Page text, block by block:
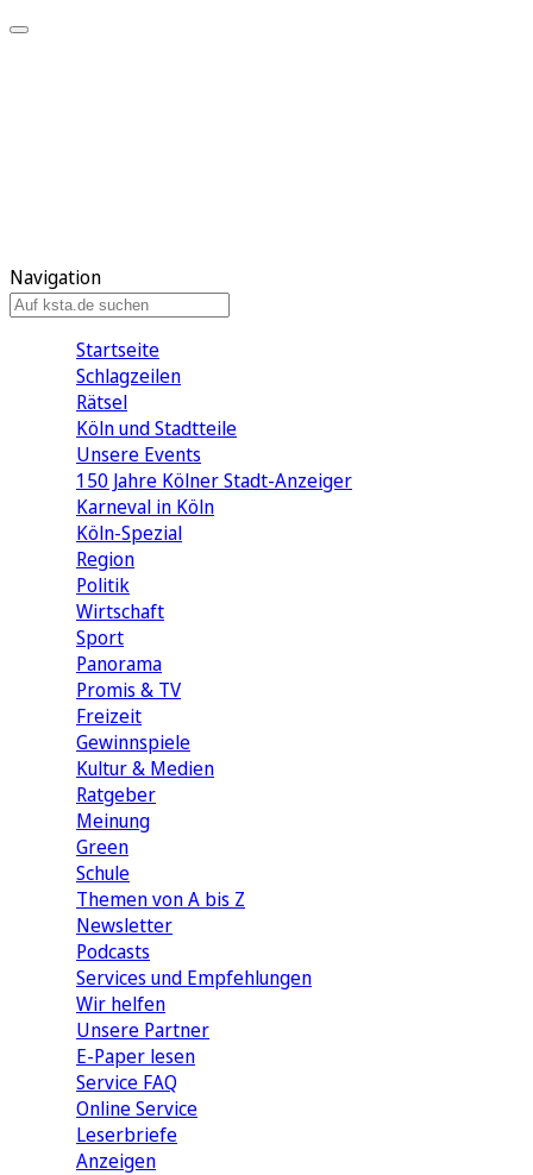
Navigation
Startseite
Schlagzeilen
Rätsel
Köln und Stadtteile
Unsere Events
150 Jahre Kölner Stadt-Anzeiger
Karneval in Köln
Köln-Spezial
Region
Politik
Wirtschaft
Sport
Panorama
Promis & TV
Freizeit
Gewinnspiele
Kultur & Medien
Ratgeber
Meinung
Green
Schule
Themen von A bis Z
Newsletter
Podcasts
Services und Empfehlungen
Wir helfen
Unsere Partner
E-Paper lesen
Service FAQ
Online Service
Leserbriefe
Anzeigen